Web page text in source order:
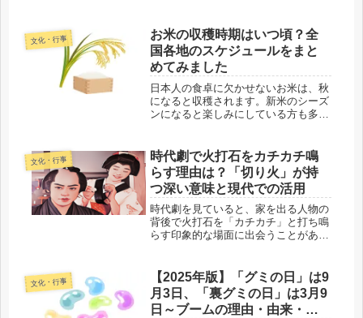
れるわけではなく、地域ごとの気候や
風土、さらには栽培される稲の品種に
よっ...
文化・行事
お米の収穫時期はいつ頃？全
国各地のスケジュールをまと
めてみました
日本人の食卓に欠かせないお米は、秋
になると収穫されます。新米のシーズ
ンになると楽しみにしている方も多い
候により収穫時期は異なります。そこ
で今回は、都道府県ごとの稲刈り時期
を...
文化・行事
時代劇で火打石をカチカチ鳴
らす理由は？「切り火」が持
つ深い意味と現代での活用
時代劇を見ていると、家を出る人物の
背後で火打石を「カチカチ」と打ち鳴
らす印象的な場面に出会うことがあり
ありません。それでは、なぜわざわざ
火打石を鳴らすのでしょうか？ その
背...
文化・行事
【2025年版】「グミの日」は9
月3日、「裏グミの日」は3月9
日～ブームの理由・由来・キ